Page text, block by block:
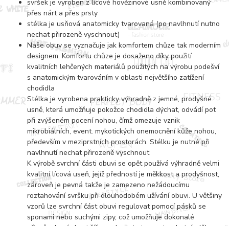
svršek je vyroben z lícové hovězinové usně kombinovaný
přes nárt a přes prsty
stélka je usňová anatomicky tvarovaná (po navlhnutí nutno
nechat přirozeně vyschnout)
Naše obuv se vyznačuje jak komfortem chůze tak moderním
designem. Komfortu chůze je dosaženo díky použití
kvalitních lehčených materiálů použitých na výrobu podešví
s anatomickým tvarováním v oblasti největšího zatížení
chodidla
Stélka je vyrobena prakticky výhradně z jemné, prodyšné
usně, která umožňuje pokožce chodidla dýchat, odvádí pot
při zvýšeném pocení nohou, čímž omezuje vznik
mikrobiálních, event. mykotických onemocnění kůže nohou,
především v meziprstních prostorách. Stélku je nutné při
navlhnutí nechat přirozeně vyschnout
K výrobě svrchní části obuvi se opět používá výhradně velmi
kvalitní lícová useň, jejíž předností je měkkost a prodyšnost,
zároveň je pevná takže je zamezeno nežádoucímu
roztahování svršku při dlouhodobém užívání obuvi. U většiny
vzorů lze svrchní část obuvi regulovat pomocí pásků se
sponami nebo suchými zipy, což umožňuje dokonalé